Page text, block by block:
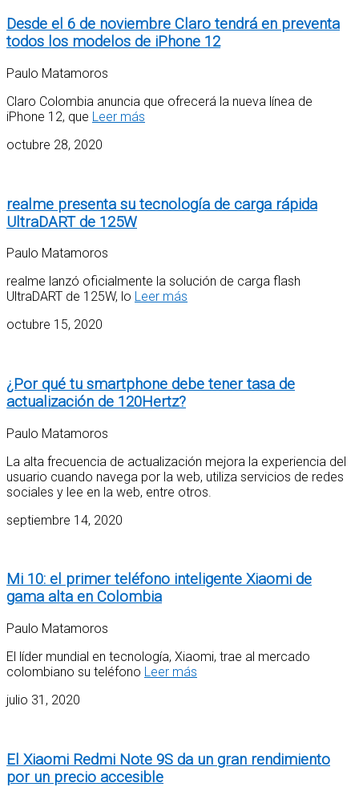
Desde el 6 de noviembre Claro tendrá en preventa
todos los modelos de iPhone 12
Paulo Matamoros
Claro Colombia anuncia que ofrecerá la nueva línea de
iPhone 12, que Leer más
octubre 28, 2020
realme presenta su tecnología de carga rápida
UltraDART de 125W
Paulo Matamoros
realme lanzó oficialmente la solución de carga flash
UltraDART de 125W, lo Leer más
octubre 15, 2020
¿Por qué tu smartphone debe tener tasa de
actualización de 120Hertz?
Paulo Matamoros
La alta frecuencia de actualización mejora la experiencia del
usuario cuando navega por la web, utiliza servicios de redes
sociales y lee en la web, entre otros.
septiembre 14, 2020
Mi 10: el primer teléfono inteligente Xiaomi de
gama alta en Colombia
Paulo Matamoros
El líder mundial en tecnología, Xiaomi, trae al mercado
colombiano su teléfono Leer más
julio 31, 2020
El Xiaomi Redmi Note 9S da un gran rendimiento
por un precio accesible